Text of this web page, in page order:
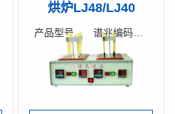
烘炉LJ48/LJ40
产品型号：
LJ48/LJ40
谱兆编码：
84000200